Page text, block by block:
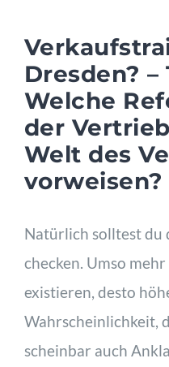
Dresden? –
Welche
der
Welt des
vorweisen?
Natürlich solltest du
checken. Umso
existieren, desto
Wahrscheinlichkeit,
scheinbar auch